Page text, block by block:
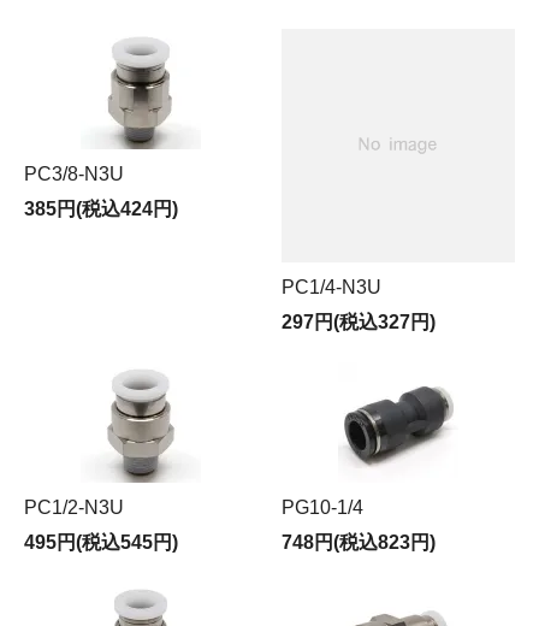
PC3/8-N3U
385円(税込424円)
PC1/4-N3U
297円(税込327円)
PC1/2-N3U
495円(税込545円)
PG10-1/4
748円(税込823円)